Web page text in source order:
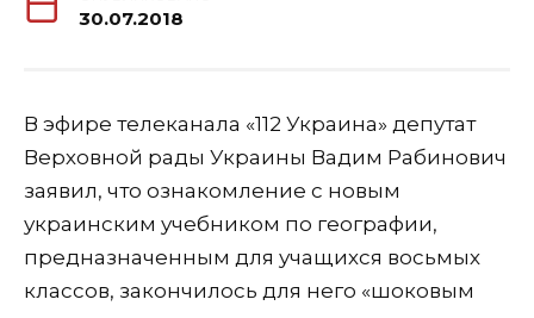
30.07.2018
В эфире телеканала «112 Украина» депутат
Верховной рады Украины Вадим Рабинович
заявил, что ознакомление с новым
украинским учебником по географии,
предназначенным для учащихся восьмых
классов, закончилось для него «шоковым